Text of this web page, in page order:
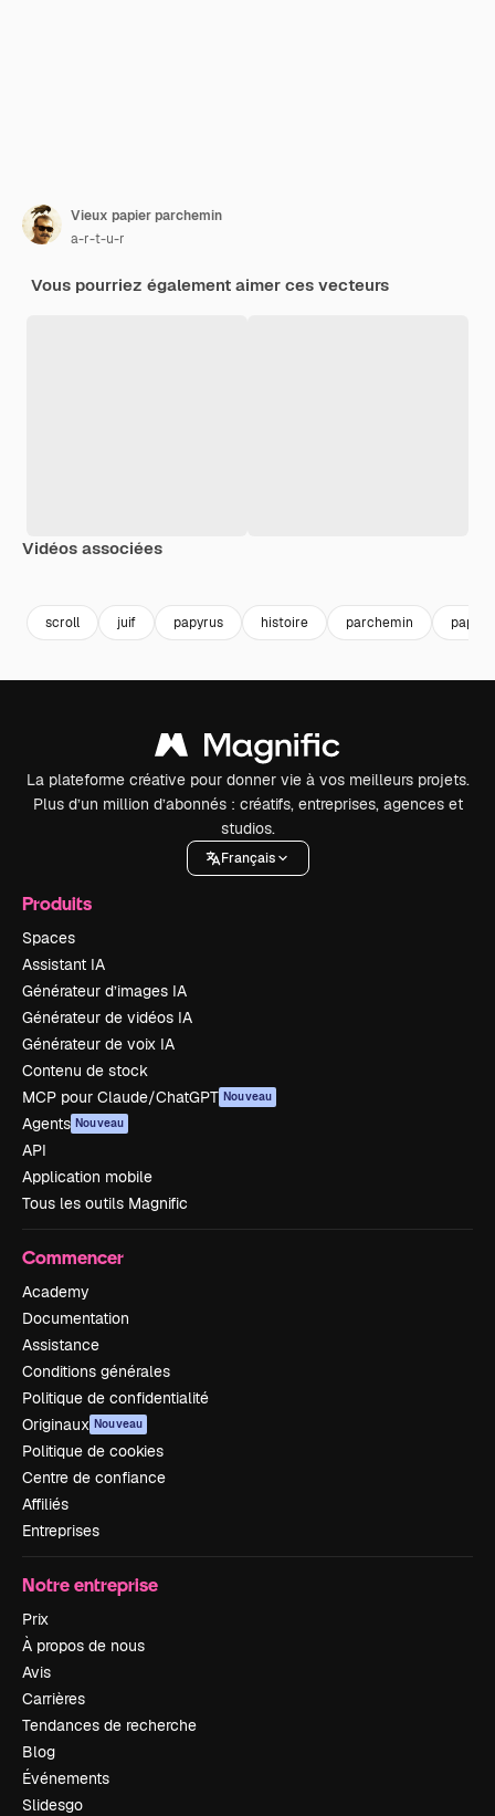
Vieux papier parchemin
a-r-t-u-r
Vous pourriez également aimer ces vecteurs
Vidéos associées
scroll juif papyrus histoire parchemin papier
La plateforme créative pour donner vie à vos meilleurs projets.
Plus d’un million d’abonnés : créatifs, entreprises, agences et
studios.
Français
Produits
Spaces
Assistant IA
Générateur d’images IA
Générateur de vidéos IA
Générateur de voix IA
Contenu de stock
MCP pour Claude/ChatGPT Nouveau
Agents Nouveau
API
Application mobile
Tous les outils Magnific
Commencer
Academy
Documentation
Assistance
Conditions générales
Politique de confidentialité
Originaux Nouveau
Politique de cookies
Centre de confiance
Affiliés
Entreprises
Notre entreprise
Prix
À propos de nous
Avis
Carrières
Tendances de recherche
Blog
Événements
Slidesgo